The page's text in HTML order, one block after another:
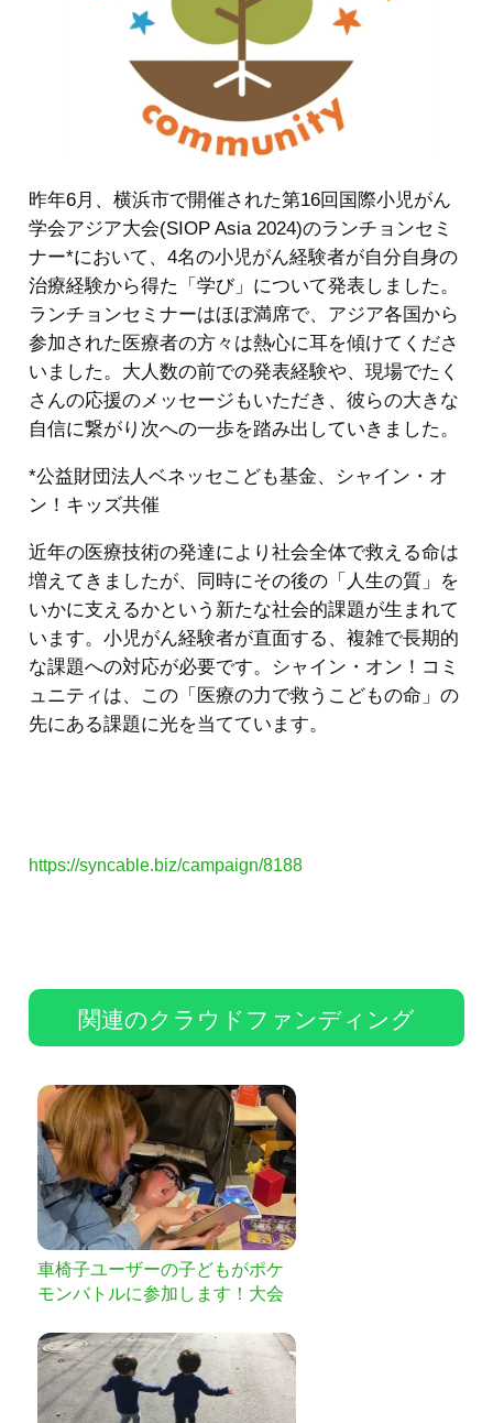
昨年6月、横浜市で開催された第16回国際小児がん
学会アジア大会(SIOP Asia 2024)のランチョンセミ
ナー*において、4名の小児がん経験者が自分自身の
治療経験から得た「学び」について発表しました。
ランチョンセミナーはほぼ満席で、アジア各国から
参加された医療者の方々は熱心に耳を傾けてくださ
いました。大人数の前での発表経験や、現場でたく
さんの応援のメッセージもいただき、彼らの大きな
自信に繋がり次への一歩を踏み出していきました。
*公益財団法人ベネッセこども基金、シャイン・オ
ン！キッズ共催
近年の医療技術の発達により社会全体で救える命は
増えてきましたが、同時にその後の「人生の質」を
いかに支えるかという新たな社会的課題が生まれて
います。小児がん経験者が直面する、複雑で長期的
な課題への対応が必要です。シャイン・オン！コミ
ュニティは、この「医療の力で救うこどもの命」の
先にある課題に光を当てています。
https://syncable.biz/campaign/8188
関連のクラウドファンディング
車椅子ユーザーの子どもがポケ
モンバトルに参加します！大会
ます。頑張れ、小さな挑戦者た
ち！